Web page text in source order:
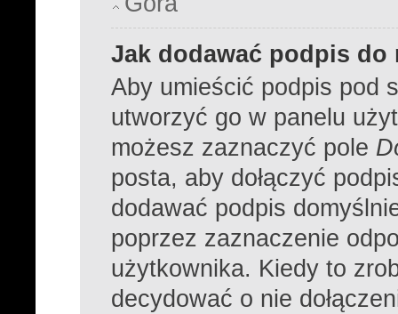
Jak dodawać podpis
Aby umieścić podpis pod
utworzyć go w panelu
możesz zaznaczyć pole
posta, aby dołączyć
dodawać podpis
poprzez zaznaczenie
użytkownika. Kiedy to
decydować o nie